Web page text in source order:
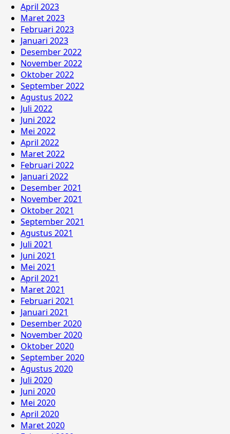
April 2023
Maret 2023
Februari 2023
Januari 2023
Desember 2022
November 2022
Oktober 2022
September 2022
Agustus 2022
Juli 2022
Juni 2022
Mei 2022
April 2022
Maret 2022
Februari 2022
Januari 2022
Desember 2021
November 2021
Oktober 2021
September 2021
Agustus 2021
Juli 2021
Juni 2021
Mei 2021
April 2021
Maret 2021
Februari 2021
Januari 2021
Desember 2020
November 2020
Oktober 2020
September 2020
Agustus 2020
Juli 2020
Juni 2020
Mei 2020
April 2020
Maret 2020